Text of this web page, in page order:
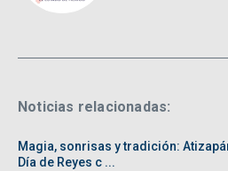
Noticias relacionadas:
Magia, sonrisas y tradición:
Día de Reyes c ...